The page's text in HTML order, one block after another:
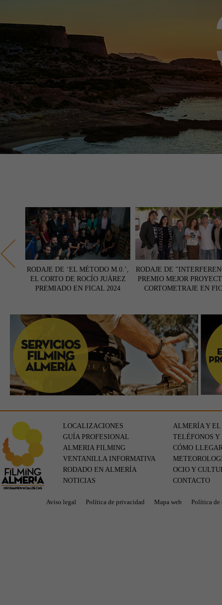
DE
RODAJE DE ‘EL MÉTODO M.0.’,
EL CORTO DE ROCÍO JUÁREZ
PREMIADO EN FICAL 2024
RODAJE DE
PREMIO MEJOR
CORTOMETRAJE EN
LOCALIZACIONES
GUÍA PROFESIONAL
ALMERIA FILMING
VENTANILLA INFORMATIVA
RODADO EN ALMERÍA
NOTICIAS
ALMERÍA Y EL
TELÉFONOS Y
CÓMO
OCIO Y
CONTACTO
Aviso legal Política de privacidad Mapa web Política de